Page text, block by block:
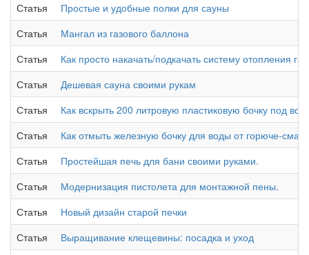
Статья
Простые и удобные полки для сауны
Статья
Мангал из газового баллона
Статья
Как просто накачать/подкачать систему отопления
Статья
Дешевая сауна своими рукам
Статья
Как вскрыть 200 литровую пластиковую бочку под
Статья
Как отмыть железную бочку для воды от горюче-
Статья
Простейшая печь для бани своими руками.
Статья
Модернизация пистолета для монтажной пены.
Статья
Новый дизайн старой печки
Статья
Выращивание клещевины: посадка и уход